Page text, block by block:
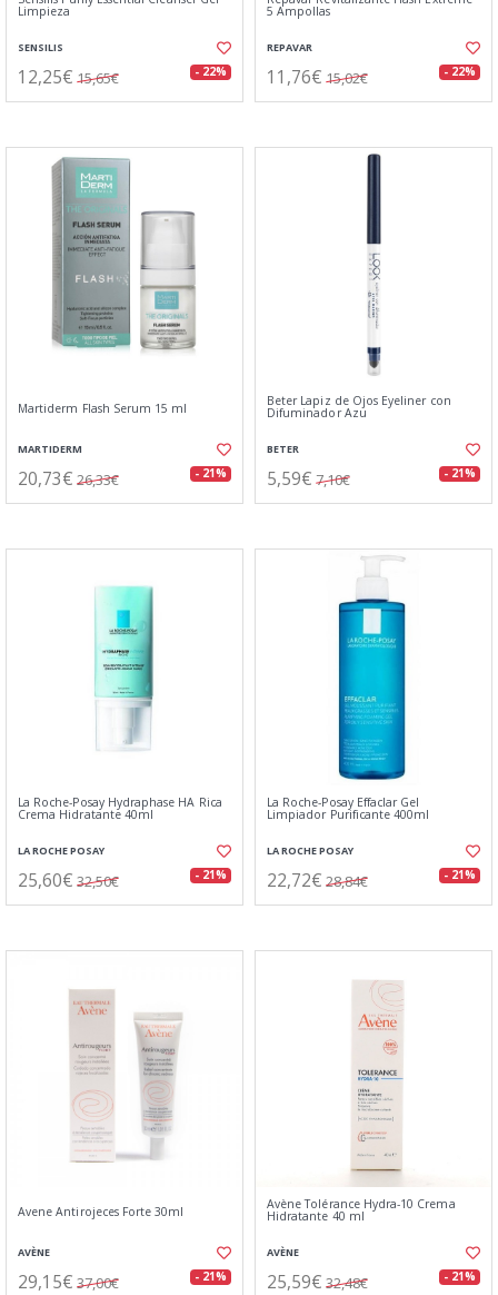
Limpieza
SENSILIS
12,25€ 15,65€ - 22%
5 Ampollas
REPAVAR
11,76€ 15,02€ - 22%
Martiderm Flash Serum 15 ml
MARTIDERM
20,73€ 26,33€ - 21%
Beter Lapiz de Ojos Eyeliner con
Difuminador Azu
BETER
5,59€ 7,10€ - 21%
La Roche-Posay Hydraphase HA Rica
Crema Hidratante 40ml
LA ROCHE POSAY
25,60€ 32,50€ - 21%
La Roche-Posay Effaclar Gel
Limpiador Purificante 400ml
LA ROCHE POSAY
22,72€ 28,84€ - 21%
Avene Antirojeces Forte 30ml
AVÈNE
29,15€ 37,00€ - 21%
Avène Tolérance Hydra-10 Crema
Hidratante 40 ml
AVÈNE
25,59€ 32,48€ - 21%